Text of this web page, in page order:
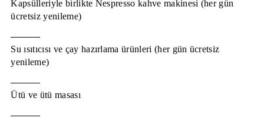
Kapsülleriyle birlikte Nespresso kahve makinesi (her gün
ücretsiz yenileme)
Su ısıtıcısı ve çay hazırlama ürünleri (her gün ücretsiz
yenileme)
Ütü ve ütü masası